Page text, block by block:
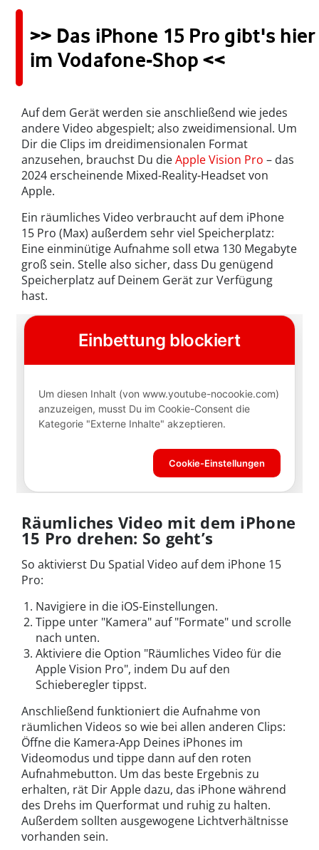
>> Das iPhone 15 Pro gibt's hier
im Vodafone-Shop <<
Auf dem Gerät werden sie anschließend wie jedes
andere Video abgespielt; also zweidimensional. Um
Dir die Clips im dreidimensionalen Format
anzusehen, brauchst Du dieApple Vision Pro – das
2024 erscheinende Mixed-Reality-Headset von
Apple.
Ein räumliches Video verbraucht auf dem iPhone
15 Pro (Max) außerdem sehr viel Speicherplatz:
Eine einminütige Aufnahme soll etwa 130 Megabyte
groß sein. Stelle also sicher, dass Du genügend
Speicherplatz auf Deinem Gerät zur Verfügung
hast.
Räumliches Video mit dem iPhone
15 Pro drehen: So geht’s
So aktivierst Du Spatial Video auf dem iPhone 15
Pro:
Navigiere in die iOS-Einstellungen.
Tippe unter "Kamera" auf "Formate" und scrolle
nach unten.
Aktiviere die Option "Räumliches Video für die
Apple Vision Pro", indem Du auf den
Schieberegler tippst.
Anschließend funktioniert die Aufnahme von
räumlichen Videos so wie bei allen anderen Clips:
Öffne die Kamera-App Deines iPhones im
Videomodus und tippe dann auf den roten
Aufnahmebutton. Um das beste Ergebnis zu
erhalten, rät Dir Apple dazu, das iPhone während
des Drehs im Querformat und ruhig zu halten.
Außerdem sollten ausgewogene Lichtverhältnisse
vorhanden sein.